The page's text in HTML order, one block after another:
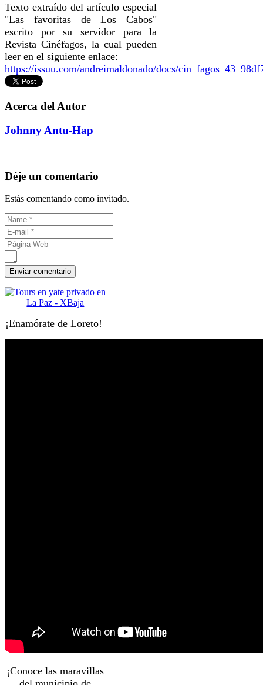
Texto extraído del artículo especial
"Las favoritas de Los Cabos"
escrito por su servidor para la
Revista Cinéfagos, la cual pueden
leer en el siguiente enlace:
https://issuu.com/andreimaldonado/docs/
Acerca del Autor
Johnny Antu-Hap
Déje un comentario
Estás comentando como invitado.
¡Enamórate de Loreto!
¡Conoce las maravillas